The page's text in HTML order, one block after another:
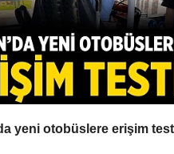
yeni otobüslere erişim